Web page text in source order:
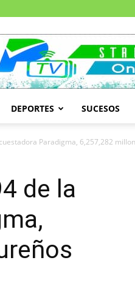
DEPORTES SUCESOS
Paradigma, 6,257,282
de la